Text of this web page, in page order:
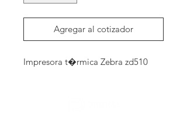
Agregar al cotizador
Impresora t�rmica Zebra zd510